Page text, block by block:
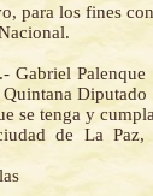
para los fines
Gabriel
Diputado
se tenga y
de La